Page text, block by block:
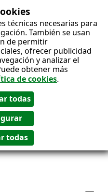
técnicas necesarias para
También se usan
de permitir
ofrecer publicidad
y analizar el
obtener más
de cookies.